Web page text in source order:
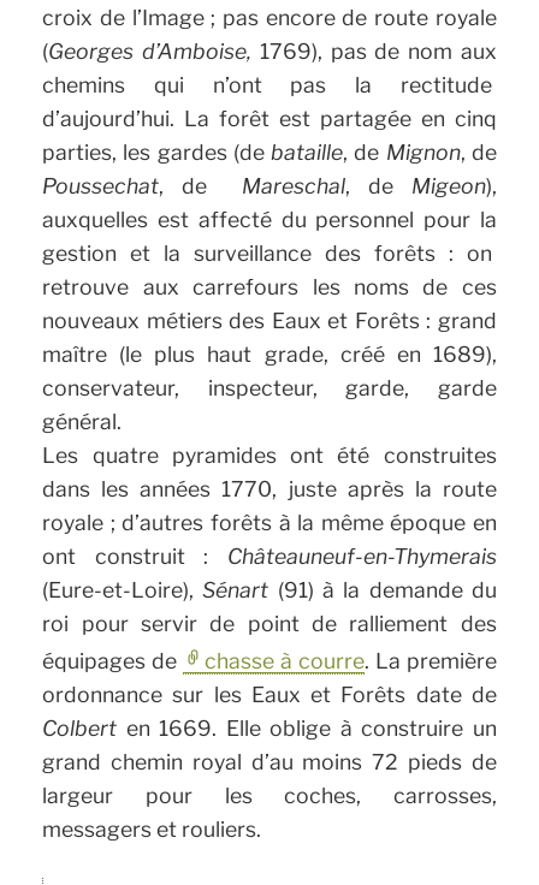
croix de l’Image ; pas encore de route royale
(Georges d’Amboise, 1769), pas de nom aux
chemins qui n’ont pas la rectitude
d’aujourd’hui. La forêt est partagée en cinq
parties, les gardes (de bataille, de Mignon, de
Poussechat, de Mareschal, de Migeon),
auxquelles est affecté du personnel pour la
gestion et la surveillance des forêts : on
retrouve aux carrefours les noms de ces
nouveaux métiers des Eaux et Forêts : grand
maître (le plus haut grade, créé en 1689),
conservateur, inspecteur, garde, garde
général.
Les quatre pyramides ont été construites
dans les années 1770, juste après la route
royale ; d’autres forêts à la même époque en
ont construit : Châteauneuf-en-Thymerais
(Eure-et-Loire),Sénart (91) à la demande du
roi pour servir de point de ralliement des
équipages de
chasse à courre. La première
ordonnance sur les Eaux et Forêts date de
Colbert en 1669. Elle oblige à construire un
grand chemin royal d’au moins 72 pieds de
largeur pour les coches, carrosses,
messagers et rouliers.